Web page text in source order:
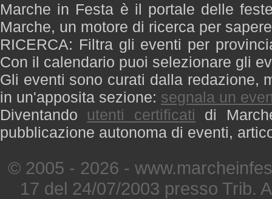
Marche in Festa è il portale delle
Marche, un motore di ricerca per
RICERCA: Filtra gli eventi per
Con il calendario puoi selezionare gli
Gli eventi sono curati dalla redazione,
in un'apposita sezione: segnala un
Diventando utenti certificati di
pubblicazione autonoma di eventi,
© 2005 - 2026 -
17 del 24/07/2003 presso Trib.